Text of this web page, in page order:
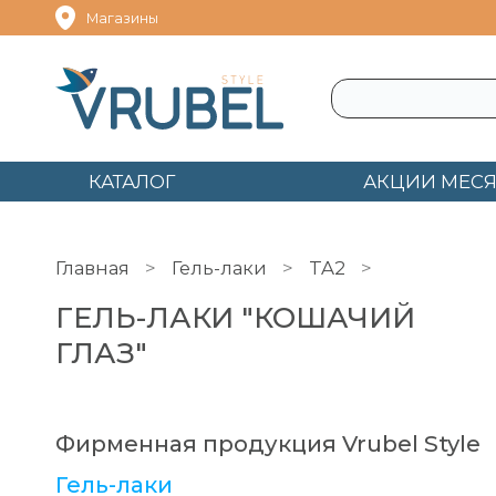
Магазины
КАТАЛОГ АКЦИИ
Главная Гель-лаки TA2
ГЕЛЬ-ЛАКИ "КОШАЧИЙ
ГЛАЗ"
Фирменная продукция Vrubel Style
Гель-лаки
Гель-лаки